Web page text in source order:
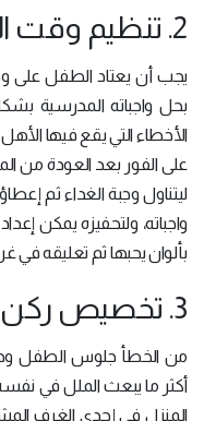
2. تنظيم وقت الطفل:
يجب أن يعتاد الطفل
بحل واجباته المدرسية
الأخطاء التي يقع فيها
على الفور بعد العودة من
ليتناول وجبة الغداء ثم
واجباته، ولتحفيزه يمكن
بألوان يحبها ثم تعليقه في
3. تخصيص ركن للدراسة:
من الخطأ جلوس الطفل
أكثر ما يبعث الملل في
المنزل في إحدى الغرف